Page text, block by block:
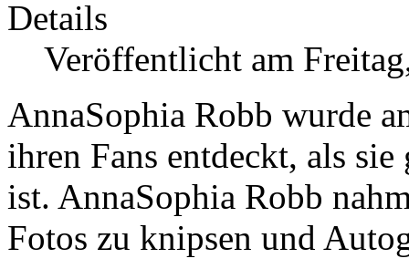
Details
Veröffentlicht am
AnnaSophia Robb wurde
ihren Fans entdeckt, als
ist. AnnaSophia Robb
Fotos zu knipsen und